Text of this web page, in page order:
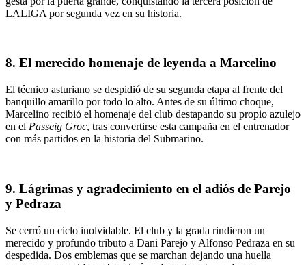
LALIGA por segunda vez en su historia.
8. El merecido homenaje de leyenda a Marcelino
El técnico asturiano se despidió de su segunda etapa al frente del
banquillo amarillo por todo lo alto. Antes de su último choque,
Marcelino recibió el homenaje del club destapando su propio azulejo
en el Passeig Groc, tras convertirse esta campaña en el entrenador
con más partidos en la historia del Submarino.
9. Lágrimas y agradecimiento en el adiós de Parejo
y Pedraza
Se cerró un ciclo inolvidable. El club y la grada rindieron un
merecido y profundo tributo a Dani Parejo y Alfonso Pedraza en su
despedida. Dos emblemas que se marchan dejando una huella